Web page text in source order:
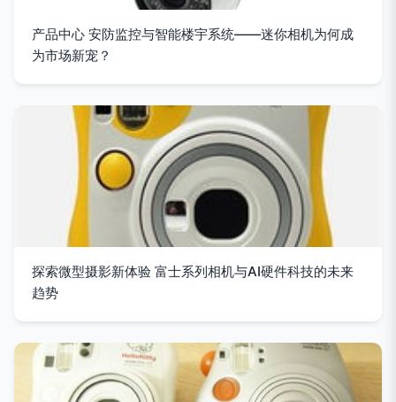
产品中心 安防监控与智能楼宇系统——迷你相机为何成
为市场新宠？
探索微型摄影新体验 富士系列相机与AI硬件科技的未来
趋势